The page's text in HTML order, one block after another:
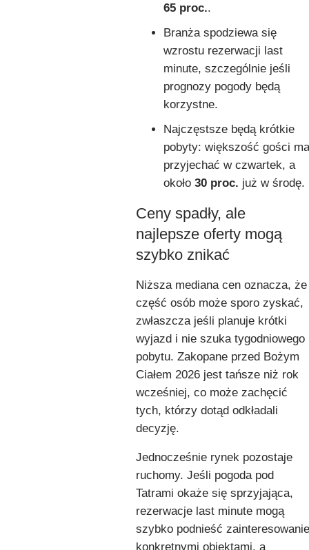
65 proc..
Branża spodziewa się
wzrostu rezerwacji last
minute, szczególnie jeśli
prognozy pogody będą
korzystne.
Najczęstsze będą krótkie
pobyty: większość gości ma
przyjechać w czwartek, a
około 30 proc. już w środę.
Ceny spadły, ale
najlepsze oferty mogą
szybko znikać
Niższa mediana cen oznacza, że
część osób może sporo zyskać,
zwłaszcza jeśli planuje krótki
wyjazd i nie szuka tygodniowego
pobytu. Zakopane przed Bożym
Ciałem 2026 jest tańsze niż rok
wcześniej, co może zachęcić
tych, którzy dotąd odkładali
decyzję.
Jednocześnie rynek pozostaje
ruchomy. Jeśli pogoda pod
Tatrami okaże się sprzyjająca,
rezerwacje last minute mogą
szybko podnieść zainteresowanie
konkretnymi obiektami, a